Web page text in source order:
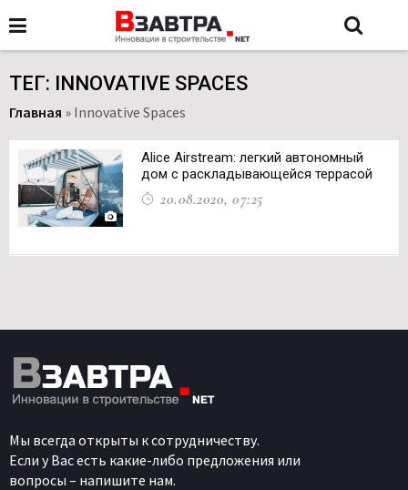
ТЕГ: INNOVATIVE SPACES
Главная » Innovative Spaces
Alice Airstream: легкий автономный
дом с раскладывающейся террасой
20.08.2020, 07:25
Мы всегда открыты к сотрудничеству.
Если у Вас есть какие-либо предложения или
вопросы – напишите нам.